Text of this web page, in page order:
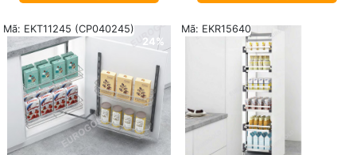
24%
Mã: EKT11245 (CP040245) Mã: EKR15640